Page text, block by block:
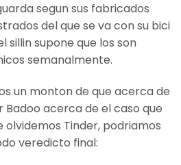
segun sus fabricados
del que se va con su bici
supone que los son
semanalmente.
un monton de que acerca de
Badoo acerca de el caso que
Tinder, podri­amos
veredicto final: